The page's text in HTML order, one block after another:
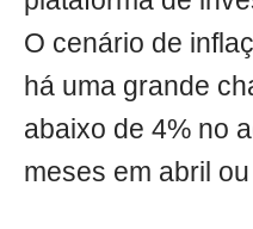
O cenário de
há uma grande
abaixo de 4% no
meses em abril